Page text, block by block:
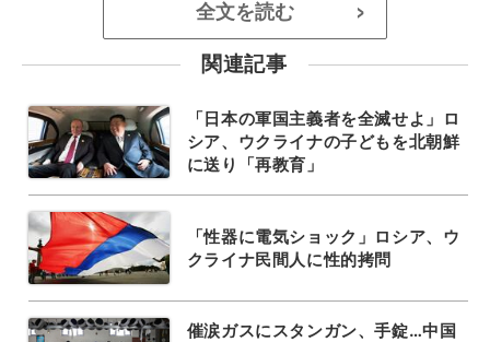
全文を読む >
関連記事
「日本の軍国主義者を全滅せよ」ロ
シア、ウクライナの子どもを北朝鮮
に送り「再教育」
「性器に電気ショック」ロシア、ウ
クライナ民間人に性的拷問
催涙ガスにスタンガン、手錠…中国